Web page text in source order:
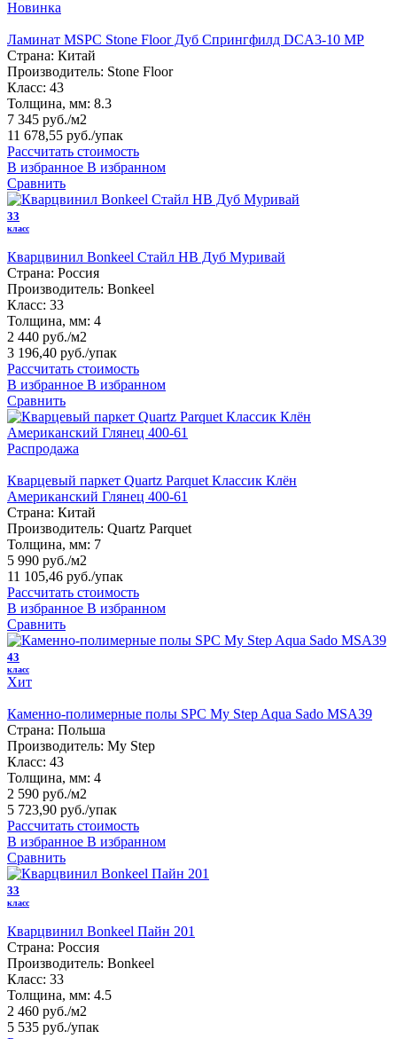
Новинка
Ламинат MSPC Stone Floor Дуб Спрингфилд DCA3-10 MР
Страна: Китай
Производитель: Stone Floor
Класс: 43
Толщина, мм: 8.3
7 345 руб./м2
11 678,55 руб./упак
Рассчитать стоимость
В избранное В избранном
Сравнить
33
класс
Кварцвинил Bonkeel Стайл HB Дуб Муривай
Страна: Россия
Производитель: Bonkeel
Класс: 33
Толщина, мм: 4
2 440 руб./м2
3 196,40 руб./упак
Рассчитать стоимость
В избранное В избранном
Сравнить
Распродажа
Кварцевый паркет Quartz Parquet Классик Клён
Американский Глянец 400-61
Страна: Китай
Производитель: Quartz Parquet
Толщина, мм: 7
5 990 руб./м2
11 105,46 руб./упак
Рассчитать стоимость
В избранное В избранном
Сравнить
43
класс
Хит
Каменно-полимерные полы SPC My Step Aqua Sado MSA39
Страна: Польша
Производитель: My Step
Класс: 43
Толщина, мм: 4
2 590 руб./м2
5 723,90 руб./упак
Рассчитать стоимость
В избранное В избранном
Сравнить
33
класс
Кварцвинил Bonkeel Пайн 201
Страна: Россия
Производитель: Bonkeel
Класс: 33
Толщина, мм: 4.5
2 460 руб./м2
5 535 руб./упак